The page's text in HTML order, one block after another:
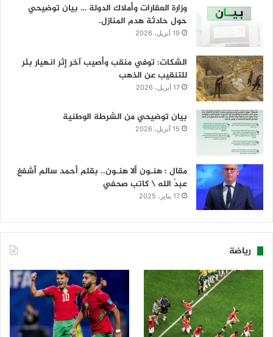
وزارة العقارات وأملاك الدولة … بيان توضيحي
حول حادثة هدم المنازل.
19 أبريل، 2026
الشكات: توفي منقب وأصيب آخر إثر انهيار بئر
للتنقيب عن الذهب
17 أبريل، 2026
بيان توضيحي من الشرطة الوطنية
15 أبريل، 2026
مقال : هنـون ألا هنـون.. بقلم أحمد سالم أشفغ
عبدُ الله \ كاتب صحفي
17 يناير، 2025
رياضة